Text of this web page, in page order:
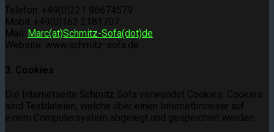
Telefon: +49(0)221 96674579
Mobil: +49(0)163 2181707
Mail: Marc(at)Schmitz-Sofa(dot)de
Website: www.schmitz-sofa.de
3. Cookies
Die Internetseite Schmitz Sofa verwendet Cookies. Cookies
sind Textdateien, welche über einen Internetbrowser auf
einem Computersystem abgelegt und gespeichert werden.